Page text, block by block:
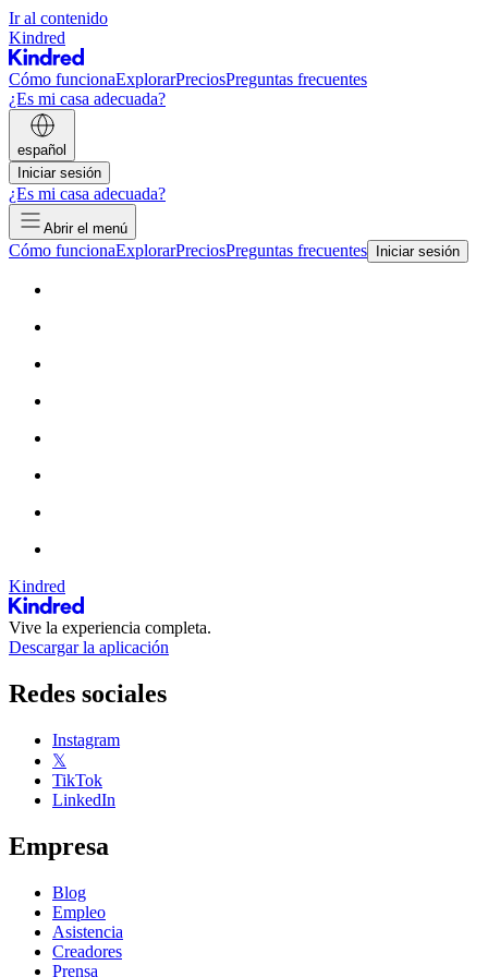
Ir al contenido
Kindred
Cómo funcionaExplorarPreciosPreguntas frecuentes
¿Es mi casa adecuada?
español
Iniciar sesión
¿Es mi casa adecuada?
Abrir el menú
Cómo funcionaExplorarPreciosPreguntas frecuentes Iniciar sesión
Kindred
Vive la experiencia completa.
Descargar la aplicación
Redes sociales
Instagram
𝕏
TikTok
LinkedIn
Empresa
Blog
Empleo
Asistencia
Creadores
Prensa